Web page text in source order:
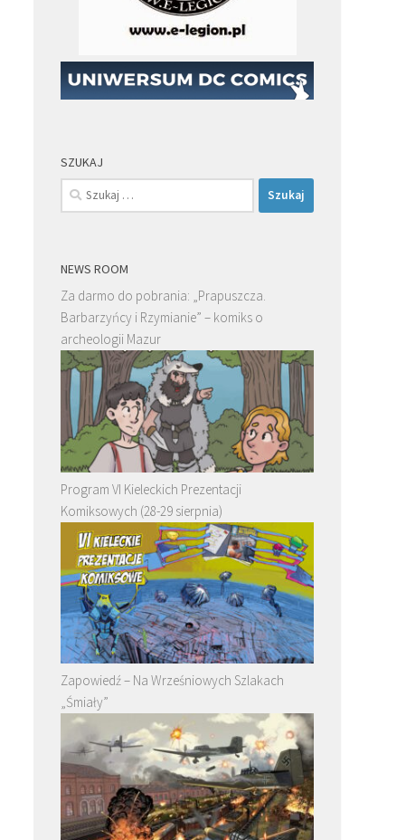
SZUKAJ
Szukaj:
NEWS ROOM
Za darmo do pobrania: „Prapuszcza.
Barbarzyńcy i Rzymianie” – komiks o
archeologii Mazur
Program VI Kieleckich Prezentacji
Komiksowych (28-29 sierpnia)
Zapowiedź – Na Wrześniowych Szlakach
„Śmiały”